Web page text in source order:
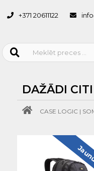
+371 20611122
DAŽĀDI
CASE LOGIC |